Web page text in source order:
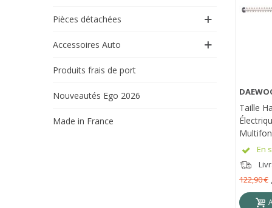
Pièces détachées
Accessoires Auto
Produits frais de port
Nouveautés Ego 2026
Made in France
Taille
DAL62-
En
122,90 €